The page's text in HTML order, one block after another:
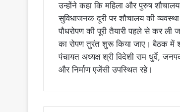
उन्होंने कहा कि महिला और पुरुष
सुविधाजनक दूरी पर शौचालय की
पौधरोपण की पूरी तैयारी पहले से कर
का रोपण तुरंत शुरू किया जाए। बैठक में
पंचायत अध्यक्ष श्री विदेशी राम धुर्वे,
और निर्माण एजेंसी उपस्थित रहे।